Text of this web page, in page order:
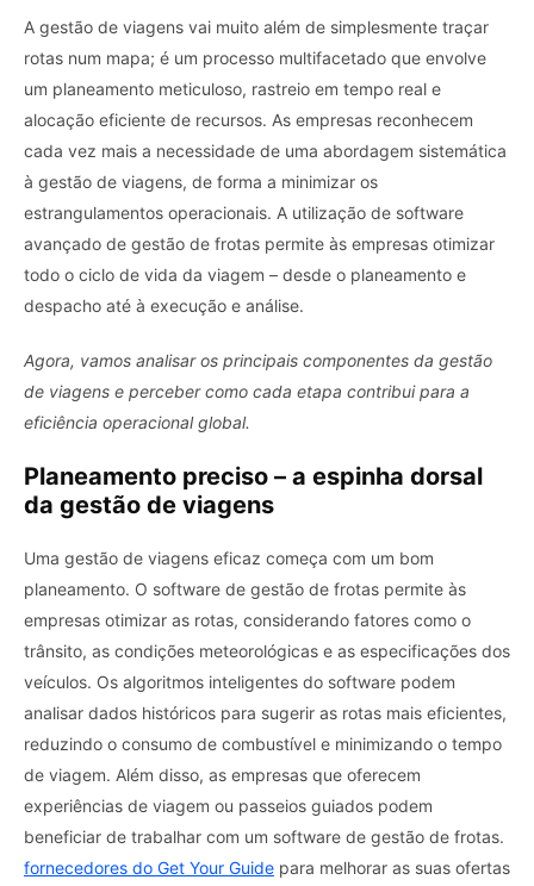
A gestão de viagens vai muito além de simplesmente traçar
rotas num mapa; é um processo multifacetado que envolve
um planeamento meticuloso, rastreio em tempo real e
alocação eficiente de recursos. As empresas reconhecem
cada vez mais a necessidade de uma abordagem sistemática
à gestão de viagens, de forma a minimizar os
estrangulamentos operacionais. A utilização de software
avançado de gestão de frotas permite às empresas otimizar
todo o ciclo de vida da viagem – desde o planeamento e
despacho até à execução e análise.
Agora, vamos analisar os principais componentes da gestão
de viagens e perceber como cada etapa contribui para a
eficiência operacional global.
Planeamento preciso – a espinha dorsal
da gestão de viagens
Uma gestão de viagens eficaz começa com um bom
planeamento. O software de gestão de frotas permite às
empresas otimizar as rotas, considerando fatores como o
trânsito, as condições meteorológicas e as especificações dos
veículos. Os algoritmos inteligentes do software podem
analisar dados históricos para sugerir as rotas mais eficientes,
reduzindo o consumo de combustível e minimizando o tempo
de viagem. Além disso, as empresas que oferecem
experiências de viagem ou passeios guiados podem
beneficiar de trabalhar com um software de gestão de frotas.
fornecedores do Get Your Guide para melhorar as suas ofertas